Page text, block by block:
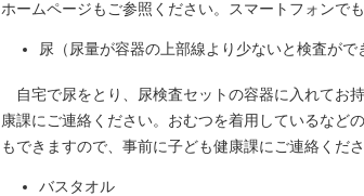
ホームページもご参照ください。スマートフォンで
尿（尿量が容器の上部線より少ないと検査がで
自宅で尿をとり、尿検査セットの容器に入れてお
康課にご連絡ください。おむつを着用しているなど
もできますので、事前に子ども健康課にご連絡くださ
バスタオル